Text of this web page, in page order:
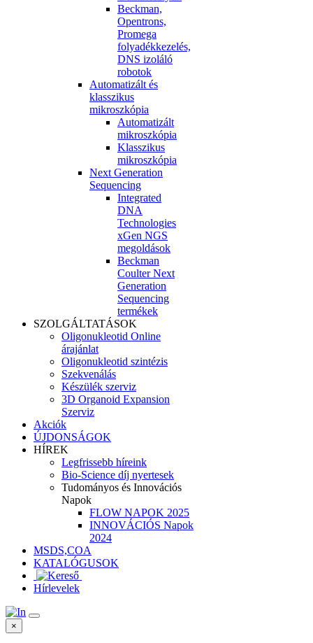
Beckman,
Opentrons,
Promega
folyadékkezelés,
DNS izoláló
robotok
Automatizált és
klasszikus
mikroszkópia
Automatizált
mikroszkópia
Klasszikus
mikroszkópia
Next Generation
Sequencing
Integrated
DNA
Technologies
xGen NGS
megoldások
Beckman
Coulter Next
Generation
Sequencing
termékek
SZOLGÁLTATÁSOK
Oligonukleotid Online
árajánlat
Oligonukleotid szintézis
Szekvenálás
Készülék szerviz
3D Organoid Expansion
Szerviz
Akciók
ÚJDONSÁGOK
HÍREK
Legfrissebb híreink
Bio-Science díj nyertesek
Tudományos és Innovációs
Napok
FLOW NAPOK 2025
INNOVÁCIÓS Napok
2024
MSDS,COA
KATALÓGUSOK
Hírlevelek
×